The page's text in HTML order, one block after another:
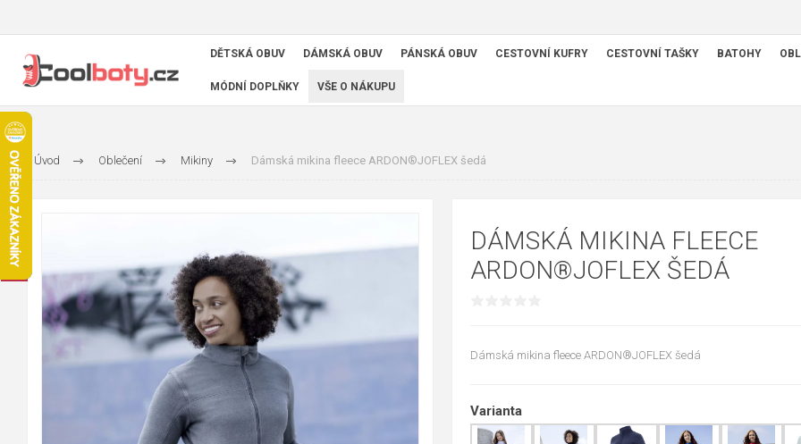
DĚTSKÁ OBUV DÁMSKÁ OBUV PÁNSKÁ OBUV CESTOVNÍ KUFRY CESTOVNÍ TAŠKY BATOHY
MÓDNÍ DOPLŇKY VŠE O NÁKUPU
Úvod Oblečení Mikiny Dámská mikina fleece ARDON®JOFLEX šedá
DÁMSKÁ MIKINA FLEECE
ARDON®JOFLEX ŠEDÁ
Dámská mikina fleece ARDON®JOFLEX šedá
Varianta